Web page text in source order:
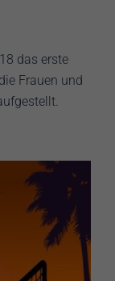
das erste
Frauen und